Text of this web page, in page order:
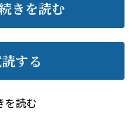
きを読む
する
を読む